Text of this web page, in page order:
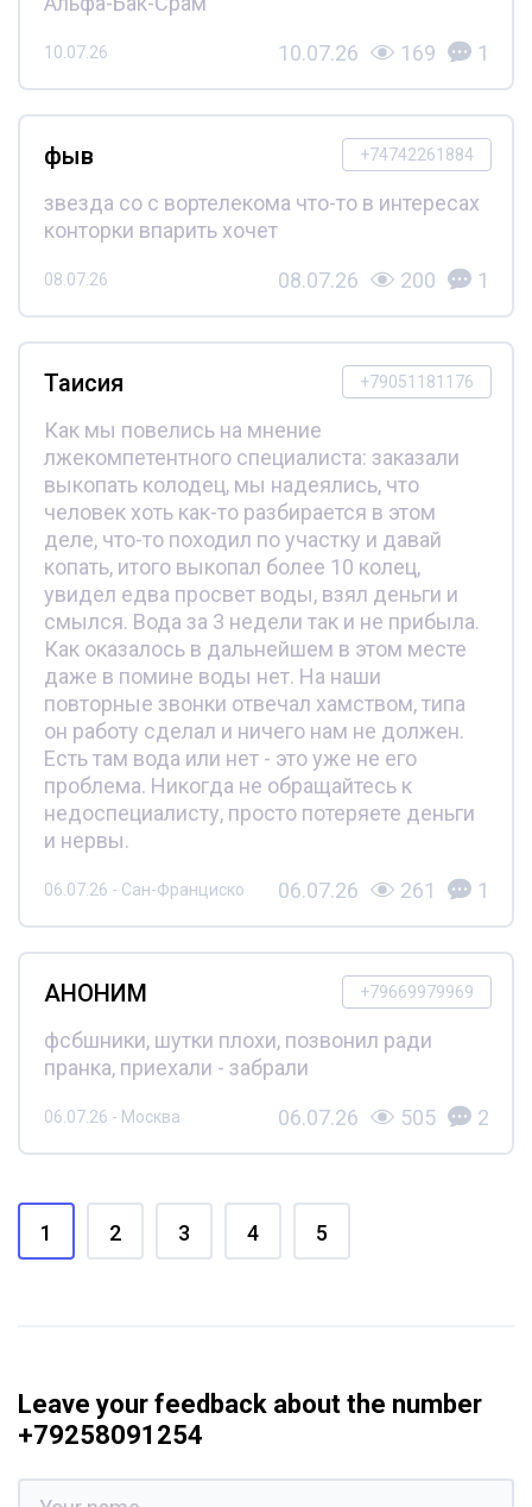
10.07.26 10.07.26 169 1
+74742261884
фыв
звезда со с вортелекома что-то в интересах
конторки впарить хочет
08.07.26 08.07.26 200 1
+79051181176
Таисия
Как мы повелись на мнение
лжекомпетентного специалиста: заказали
выкопать колодец, мы надеялись, что
человек хоть как-то разбирается в этом
деле, что-то походил по участку и давай
копать, итого выкопал более 10 колец,
увидел едва просвет воды, взял деньги и
смылся. Вода за 3 недели так и не прибыла.
Как оказалось в дальнейшем в этом месте
даже в помине воды нет. На наши
повторные звонки отвечал хамством, типа
он работу сделал и ничего нам не должен.
Есть там вода или нет - это уже не его
проблема. Никогда не обращайтесь к
недоспециалисту, просто потеряете деньги
и нервы.
06.07.26 - Сан-Франциско 06.07.26 261 1
+79669979969
АНОНИМ
фсбшники, шутки плохи, позвонил ради
пранка, приехали - забрали
06.07.26 - Москва 06.07.26 505 2
1 2 3 4 5
Leave your feedback about the number
+79258091254